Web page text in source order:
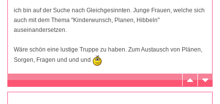
ich bin auf der Suche nach Gleichgesinnten. Junge Frauen, welche sich
auch mit dem Thema "Kinderwunsch, Planen, Hibbeln"
auseinandersetzen.
Wäre schön eine lustige Truppe zu haben. Zum Austausch von Plänen,
Sorgen, Fragen und und und